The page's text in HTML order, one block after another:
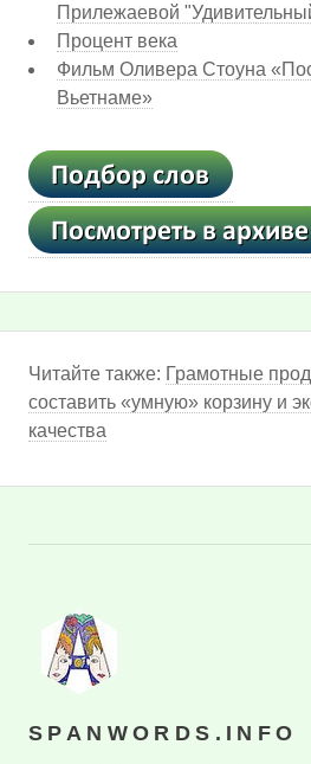
Прилежаевой
Процент века
Фильм Оливера Стоуна
Вьетнаме»
Читайте также: Грамотные
составить «умную» корзину и
качества
SPANWORDS.INFO